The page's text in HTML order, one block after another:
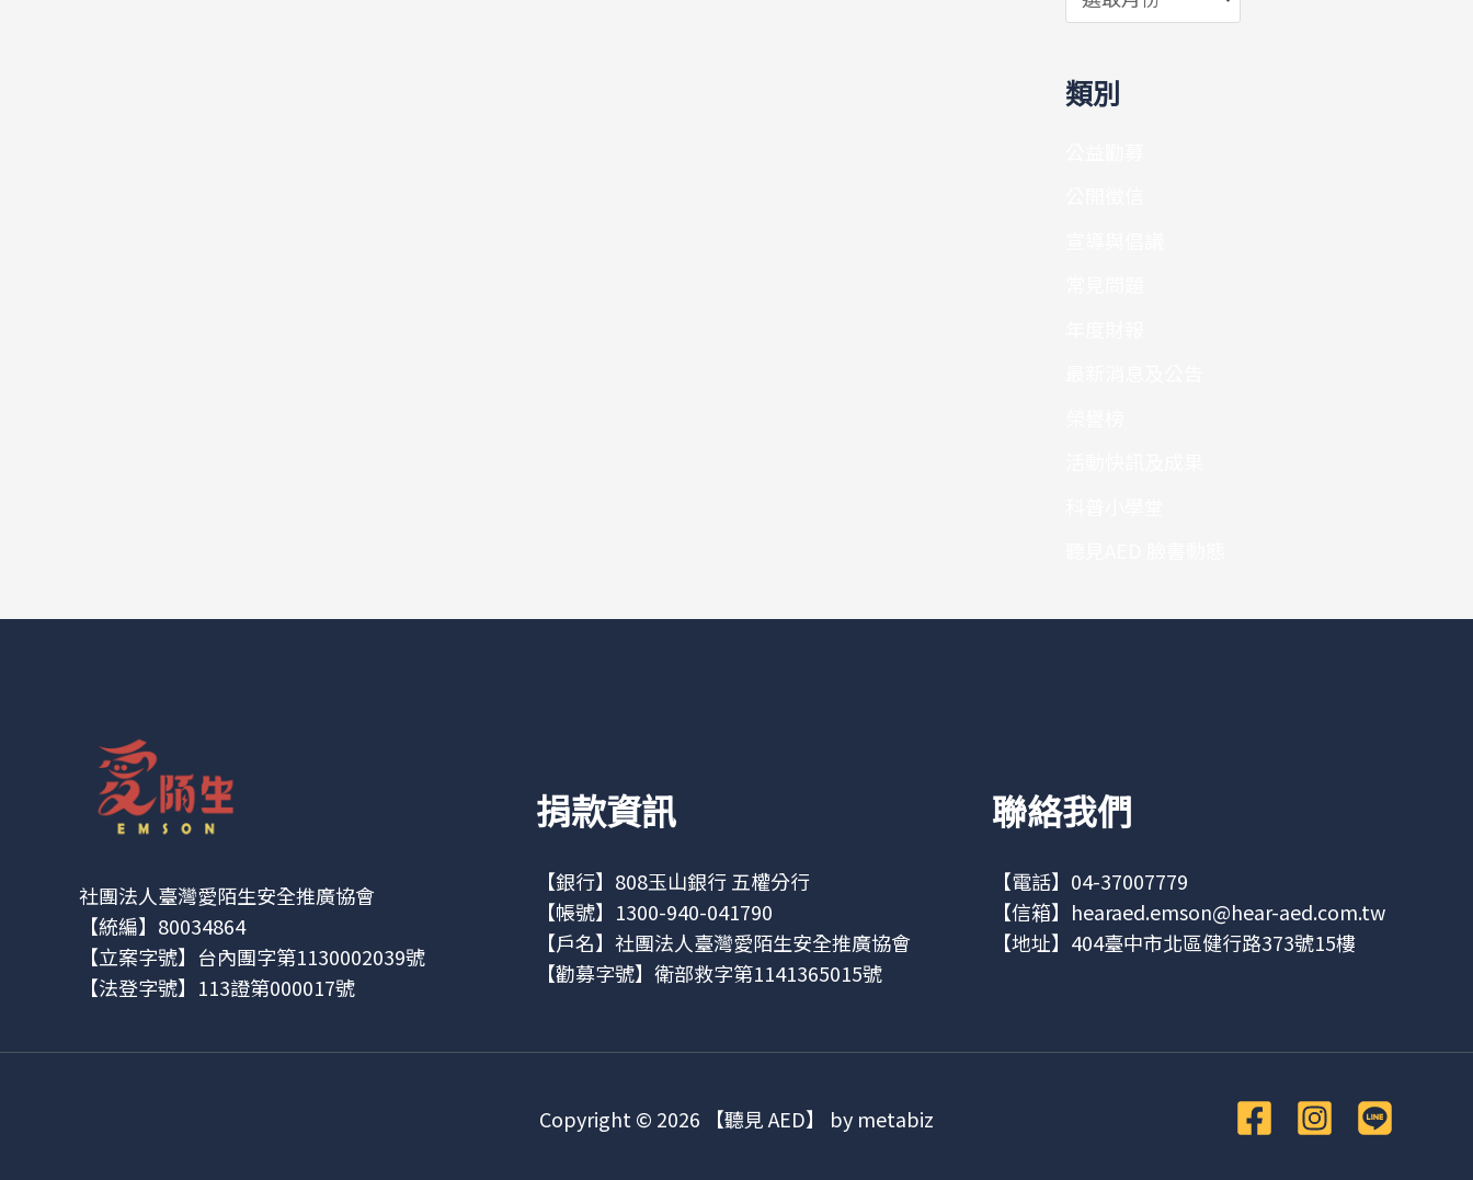
類別
社團法人臺灣愛陌生安全推廣協會
【統編】80034864
【立案字號】台內團字第1130002039號
【法登字號】113證第000017號
捐款資訊
【銀行】808玉山銀行 五權分行
【帳號】1300-940-041790
【戶名】社團法人臺灣愛陌生安全推廣協會
【勸募字號】衛部救字第1141365015號
聯絡我們
【電話】04-37007779
【信箱】 hearaed.emson@hear-aed.com.tw
【地址】 404臺中市北區健行路373號15樓
Copyright © 2026 【聽見 AED】 by metabiz